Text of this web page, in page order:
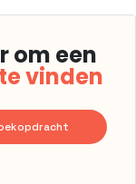
om een
vinden